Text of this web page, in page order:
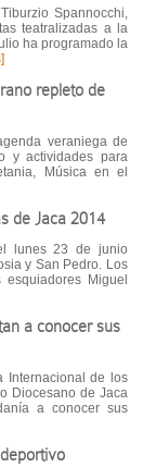
Spannocchi,
teatralizadas a la
ha programado la
repleto de
veraniega de
y actividades para
Música en el
de Jaca 2014
lunes 23 de junio
y San Pedro. Los
Miguel
a conocer sus
Internacional de los
Diocesano de Jaca
a conocer sus